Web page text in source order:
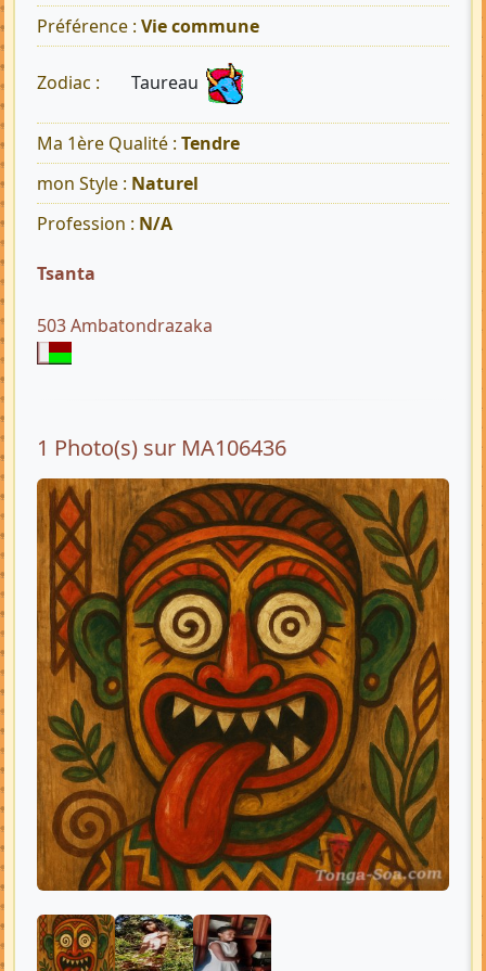
Préférence : Vie commune
Zodiac : Taureau
Ma 1ère Qualité : Tendre
mon Style : Naturel
Profession : N/A
Tsanta
503 Ambatondrazaka
1 Photo(s) sur MA106436